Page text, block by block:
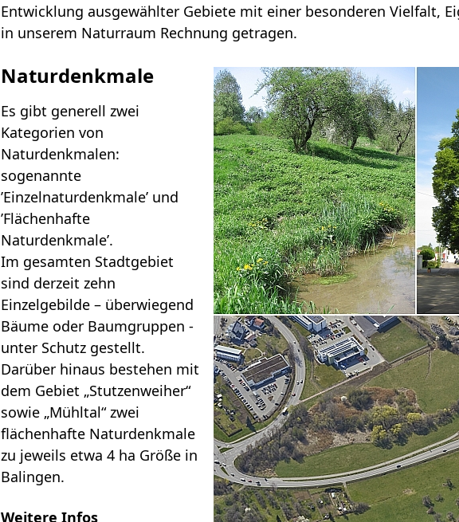
Entwicklung ausgewählter Gebiete mit einer besonderen Vielfalt,
in unserem Naturraum Rechnung getragen.
Naturdenkmale
Es gibt generell zwei
Kategorien von
Naturdenkmalen:
sogenannte
’Einzelnaturdenkmale’ und
’Flächenhafte
Naturdenkmale’.
Im gesamten Stadtgebiet
sind derzeit zehn
Einzelgebilde – überwiegend
Bäume oder Baumgruppen -
unter Schutz gestellt.
Darüber hinaus bestehen mit
dem Gebiet „Stutzenweiher“
sowie „Mühltal“ zwei
flächenhafte Naturdenkmale
zu jeweils etwa 4 ha Größe in
Balingen.
Weitere Infos